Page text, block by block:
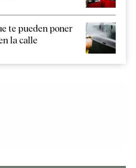
te pueden poner
la calle